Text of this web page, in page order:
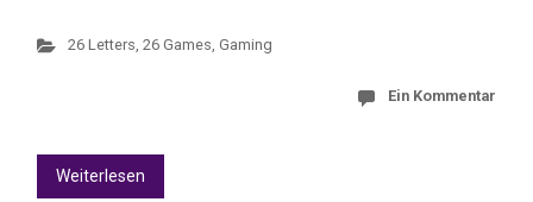
26 Letters, 26 Games, Gaming
Ein Kommentar
Weiterlesen